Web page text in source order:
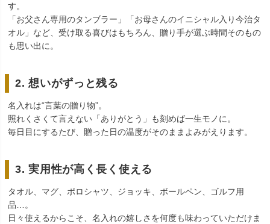
す。
「お父さん専用のタンブラー」「お母さんのイニシャル入り今治タ
オル」など、受け取る喜びはもちろん、贈り手が選ぶ時間そのもの
も思い出に。
2. 想いがずっと残る
名入れは“言葉の贈り物”。
照れくさくて言えない「ありがとう」も刻めば一生モノに。
毎日目にするたび、贈った日の温度がそのままよみがえります。
3. 実用性が高く長く使える
タオル、マグ、ポロシャツ、ジョッキ、ボールペン、ゴルフ用
品…。
日々使えるからこそ、名入れの嬉しさを何度も味わっていただけま